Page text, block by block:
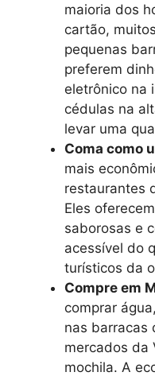
maioria dos
cartão,
pequenas
preferem
eletrônico na
cédulas na
levar uma
Coma como
mais
restaurantes
Eles
saborosas e
acessível do
turísticos da
Compre em
comprar
nas barracas
mercados da
mochila. A